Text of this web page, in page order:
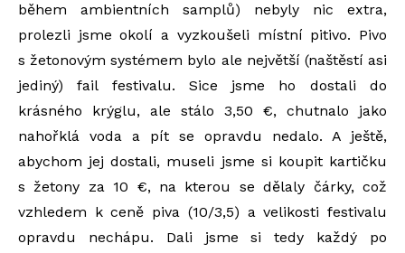
během ambientních samplů) nebyly nic extra,
prolezli jsme okolí a vyzkoušeli místní pitivo. Pivo
s žetonovým systémem bylo ale největší (naštěstí asi
jediný) fail festivalu. Sice jsme ho dostali do
krásného krýglu, ale stálo 3,50 €, chutnalo jako
nahořklá voda a pít se opravdu nedalo. A ještě,
abychom jej dostali, museli jsme si koupit kartičku
s žetony za 10 €, na kterou se dělaly čárky, což
vzhledem k ceně piva (10/3,5) a velikosti festivalu
opravdu nechápu. Dali jsme si tedy každý po